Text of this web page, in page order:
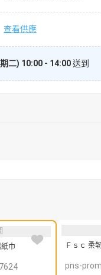
查看供應
二) 10:00 - 14:00送到
巾
Ｆｓｃ 柔
pns-